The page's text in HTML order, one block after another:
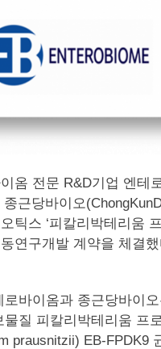
옴 전문 R&D기업 엔테
근당바이오
틱스 ‘피칼리박테리움
동연구개발 계약을 체결
로바이옴과 종근당바이
질 피칼리박테리움 프
prausnitzii) EB-FPDK9